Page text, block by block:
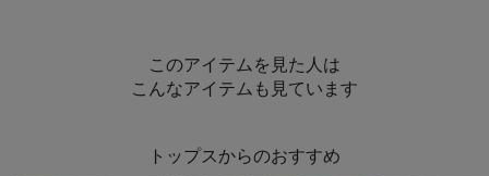
このアイテムを見た人は
こんなアイテムも見ています
トップスからのおすすめ